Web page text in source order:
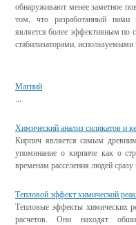
обнаруживают менее заметное
том, что разработанный нами
является более эффективным по
стабилизаторами,
Магний
...
Химический анализ силикатов и
Кирпич является самым
упоминание о кирпиче как о
временам расселения людей
Тепловой эффект химической
Тепловые эффекты химических
расчетов. Они находят